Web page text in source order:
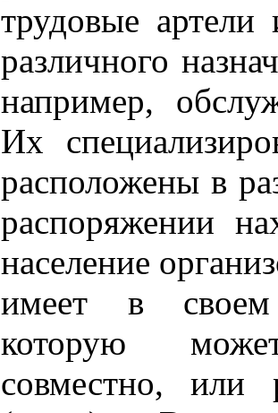
трудовые
различного
например,
Их
расположены в
распоряжении
население
имеет в своем
которую
совместно, или